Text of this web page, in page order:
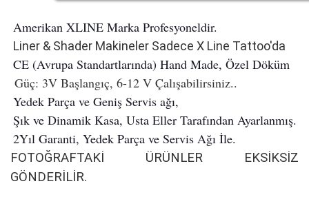
Amerikan XLINE Marka Profesyoneldir.
Liner & Shader Makineler Sadece X Line Tattoo'da
CE (Avrupa Standartlarında) Hand Made, Özel Döküm
Güç: 3V Başlangıç, 6-12 V Çalışabilirsiniz..
Yedek Parça ve Geniş Servis ağı,
Şık ve Dinamik Kasa, Usta Eller Tarafından Ayarlanmış.
2Yıl Garanti, Yedek Parça ve Servis Ağı İle.
FOTOĞRAFTAKİ ÜRÜNLER EKSİKSİZ
GÖNDERİLİR.